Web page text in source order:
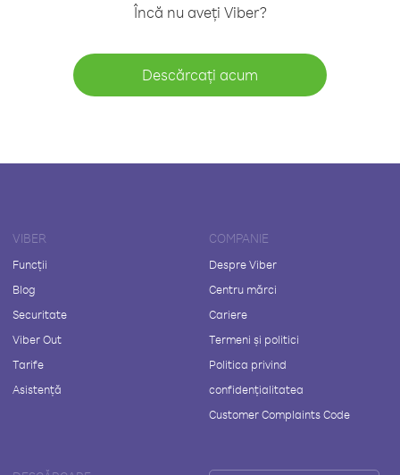
Încă nu aveți Viber?
Descărcați acum
VIBER
Funcții
Blog
Securitate
Viber Out
Tarife
Asistență
COMPANIE
Despre Viber
Centru mărci
Cariere
Termeni și politici
Politica privind
confidențialitatea
Customer Complaints Code